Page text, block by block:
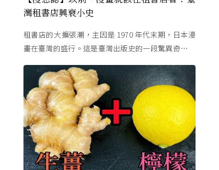
灣租書店興衰小史
租書店的大擴張潮，主因是 1970 年代末期，日本漫
畫在臺灣的盛行。這是臺灣出版史的一段驚異奇航。
的協定保護 ...